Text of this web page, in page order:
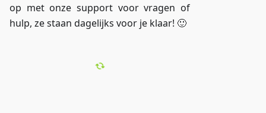
op met onze support voor vragen of
hulp, ze staan dagelijks voor je klaar! 🙂